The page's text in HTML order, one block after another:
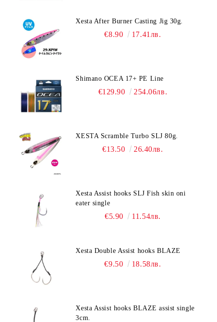
Xesta After Burner Casting Jig 30g.
€8.90 17.41лв.
Shimano OCEA 17+ PE Line
€129.90 254.06лв.
XESTA Scramble Turbo SLJ 80g.
€13.50 26.40лв.
Xesta Assist hooks SLJ Fish skin oni
eater single
€5.90 11.54лв.
Xesta Double Assist hooks BLAZE
€9.50 18.58лв.
Xesta Assist hooks BLAZE assist single
3cm.